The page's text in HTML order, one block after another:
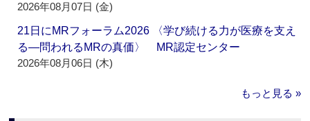
2026年08月07日 (金)
21日にMRフォーラム2026 〈学び続ける力が医療を支え
る―問われるMRの真価〉 MR認定センター
2026年08月06日 (木)
もっと見る »